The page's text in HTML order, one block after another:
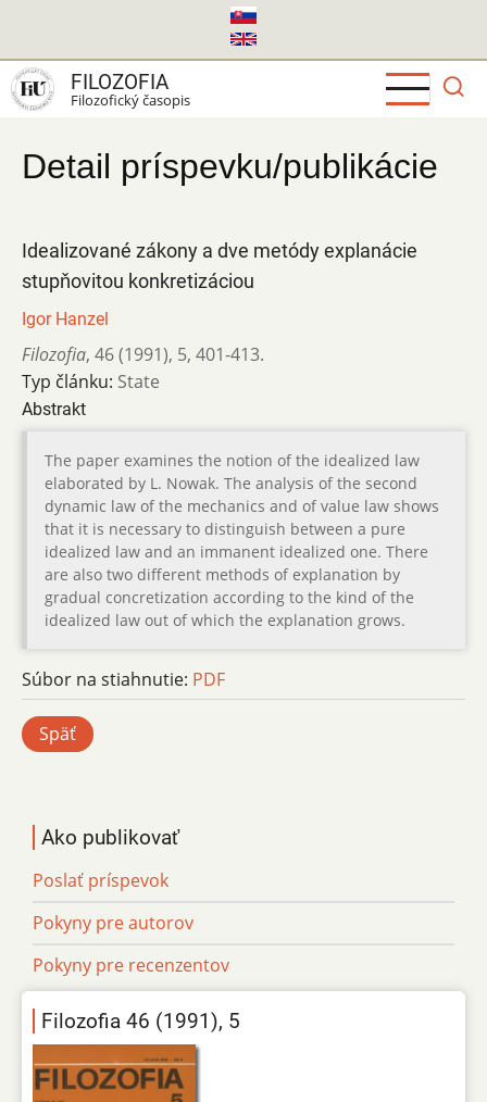
hlavný
obsah
FILOZOFIA
Filozofický časopis
Detail príspevku/publikácie
Idealizované zákony a dve metódy explanácie
stupňovitou konkretizáciou
Igor Hanzel
Filozofia, 46 (1991), 5, 401-413.
Typ článku: State
Abstrakt
The paper examines the notion of the idealized law
elaborated by L. Nowak. The analysis of the second
dynamic law of the mechanics and of value law shows
that it is necessary to distinguish between a pure
idealized law and an immanent idealized one. There
are also two different methods of explanation by
gradual concretization according to the kind of the
idealized law out of which the explanation grows.
Súbor na stiahnutie: PDF
Späť
Ako publikovať
Poslať príspevok
Pokyny pre autorov
Pokyny pre recenzentov
Filozofia 46 (1991), 5